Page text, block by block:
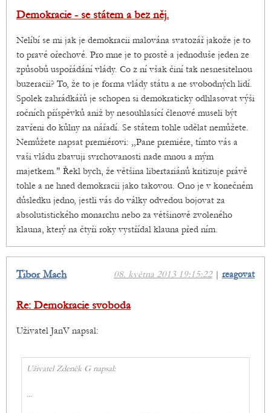
Demokracie - se státem a bez něj.
Nelíbí se mi jak je demokracii malována svatozář jakože je to
to pravé ořechové. Pro mne je to prostě a jednoduše jeden ze
způsobů uspořádání vlády. Co z ní však činí tak nesnesitelnou
buzeracii? To, že to je forma vlády státu a ne svobodných lidí.
Spolek zahrádkářů je schopen si demokraticky odhlasovat výši
ročních příspěvků aniž by nesouhlasící členové museli být
zavřeni do kůlny na nářadí. Se státem tohle udělat nemůžete.
Nemůžete napsat premiérovi: ,,Pane premiére, tímto vás a
vaši vládu zbavuji svrchovanosti nade mnou a mým
majetkem." Řekl bych, že většina libertariánů kritizuje právě
tohle a ne hned demokracii jako takovou. Ono je v konečném
důsledku jedno, jestli vás do války odvedou bojovat za
absolutistického monarchu nebo za většinově zvoleného
klauna, který na čtyři roky vystřídal klauna před ním.
08. května 2013 19:15:22| reagovat
Tibor Mach
Re: Demokracie svoboda
Uživatel JanV napsal:
Uživatel Zdeněk G napsal:
...